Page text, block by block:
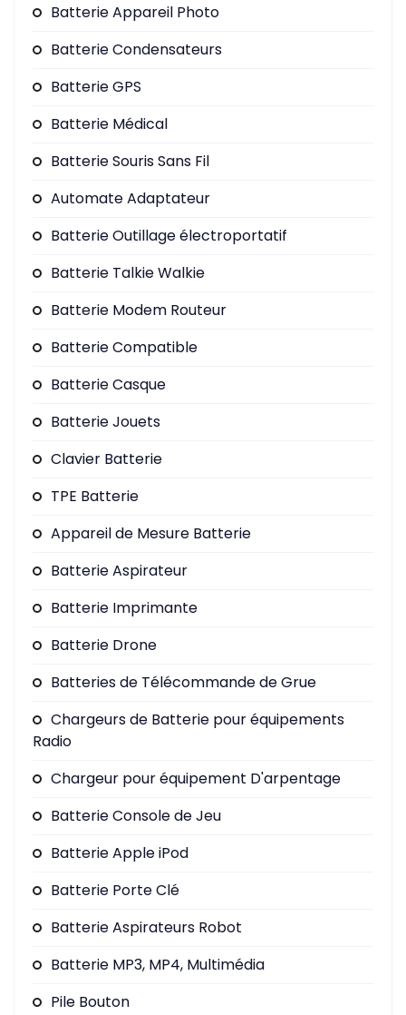
Batterie Appareil Photo
Batterie Condensateurs
Batterie GPS
Batterie Médical
Batterie Souris Sans Fil
Automate Adaptateur
Batterie Outillage électroportatif
Batterie Talkie Walkie
Batterie Modem Routeur
Batterie Compatible
Batterie Casque
Batterie Jouets
Clavier Batterie
TPE Batterie
Appareil de Mesure Batterie
Batterie Aspirateur
Batterie Imprimante
Batterie Drone
Batteries de Télécommande de Grue
Chargeurs de Batterie pour équipements
Radio
Chargeur pour équipement D'arpentage
Batterie Console de Jeu
Batterie Apple iPod
Batterie Porte Clé
Batterie Aspirateurs Robot
Batterie MP3, MP4, Multimédia
Pile Bouton